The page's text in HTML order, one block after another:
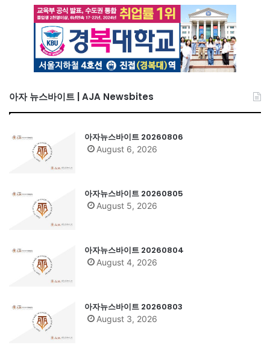
아자 뉴스바이트 | AJA Newsbites
아자뉴스바이트 20260806
August 6, 2026
아자뉴스바이트 20260805
August 5, 2026
아자뉴스바이트 20260804
August 4, 2026
아자뉴스바이트 20260803
August 3, 2026